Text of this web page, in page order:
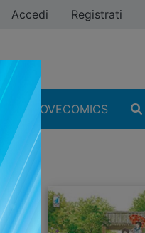
Accedi Registrati
#ILOVECOMICS